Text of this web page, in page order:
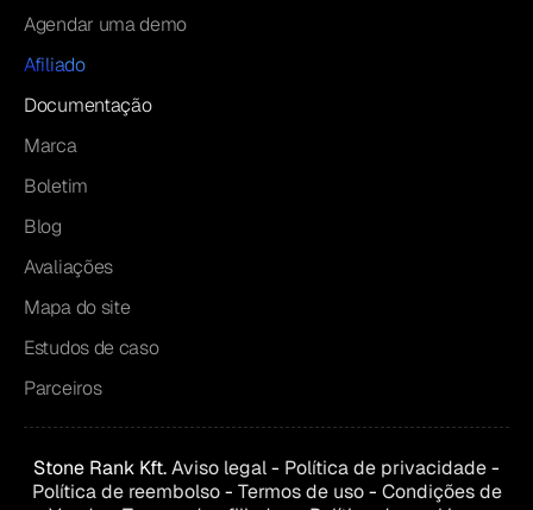
Agendar uma demo
Afiliado
Documentação
Marca
Boletim
Blog
Avaliações
Mapa do site
Estudos de caso
Parceiros
Stone Rank Kft.Aviso legal- Política de privacidade-
Política de reembolso- Termos de uso- Condições de